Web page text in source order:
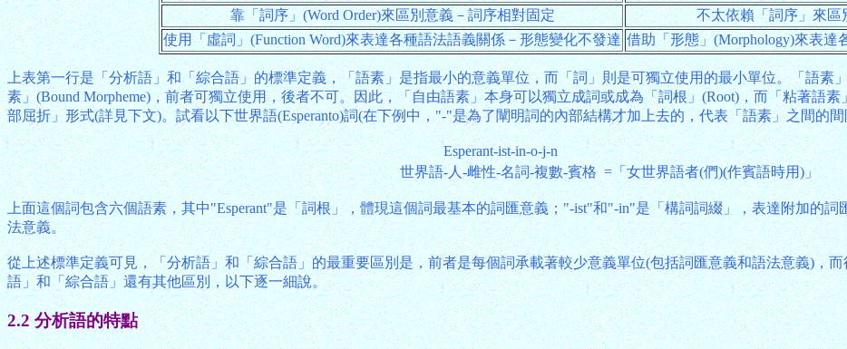
靠「詞序」(Word Order)來區別意義－詞序相對固定
不太依賴「詞序」來區
使用「虛詞」(Function Word)來表達各種語法語義關係－形態變化不發達 借助「形態」(Morphology)來表
上表第一行是「分析語」和「綜合語」的標準定義，「語素」是指最小的意義單位，而「詞」則是可獨立使用的最小單位。「語素
素」(Bound Morpheme)，前者可獨立使用，後者不可。因此，「自由語素」本身可以獨立成詞或成為「詞根」(Root)，而「粘著語
部屈折」形式(詳見下文)。試看以下世界語(Esperanto)詞(在下例中，"-"是為了闡明詞的內部結構才加上去的，代表「語素」之間的
Esperant-ist-in-o-j-n
世界語-人-雌性-名詞-複數-賓格 =「女世界語者(們)(作賓語時用)」
上面這個詞包含六個語素，其中"Esperant"是「詞根」，體現這個詞最基本的詞匯意義；"-ist"和"-in"是「構詞詞綴」，表達附加的
法意義。
從上述標準定義可見，「分析語」和「綜合語」的最重要區別是，前者是每個詞承載著較少意義單位(包括詞匯意義和語法意義)，
語」和「綜合語」還有其他區別，以下逐一細說。
2.2 分析語的特點